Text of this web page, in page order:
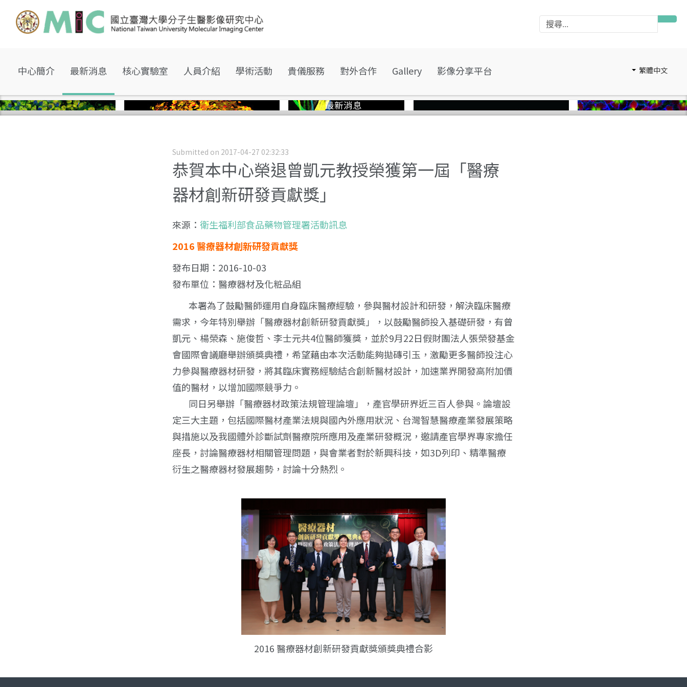
中心簡介 最新消息 核心實驗室 人員介紹 學術活動 貴儀服務 對外合作 Gallery 影像分享平台 繁體中文
最新消息
Submitted on 2017-04-27 02:32:33
恭賀本中心榮退曾凱元教授榮獲第一屆「醫療
器材創新研發貢獻獎」
來源： 衛生福利部食品藥物管理署活動訊息
2016 醫療器材創新研發貢獻獎
發布日期：2016-10-03
發布單位：醫療器材及化粧品組
本署為了鼓勵醫師運用自身臨床醫療經驗，參與醫材設計和研發，解決臨床醫療
需求，今年特別舉辦「醫療器材創新研發貢獻獎」，以鼓勵醫師投入基礎研發，有曾
凱元、楊榮森、施俊哲、李士元共4位醫師獲獎，並於9月22日假財團法人張榮發基金
會國際會議廳舉辦頒獎典禮，希望藉由本次活動能夠拋磚引玉，激勵更多醫師投注心
力參與醫療器材研發，將其臨床實務經驗結合創新醫材設計，加速業界開發高附加價
值的醫材，以增加國際競爭力。
同日另舉辦「醫療器材政策法規管理論壇」，產官學研界近三百人參與。論壇設
定三大主題，包括國際醫材產業法規與國內外應用狀況、台灣智慧醫療產業發展策略
與措施以及我國體外診斷試劑醫療院所應用及產業研發概況，邀請產官學界專家擔任
座長，討論醫療器材相關管理問題，與會業者對於新興科技，如3D列印、精準醫療
衍生之醫療器材發展趨勢，討論十分熱烈。
2016 醫療器材創新研發貢獻獎頒獎典禮合影